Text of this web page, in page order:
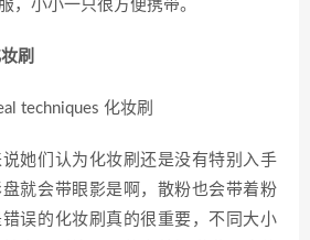
，小小一只很方便携带。
刷
她们认为化妆刷还是没有特别入手
就会带眼影是啊，散粉也会带着粉
误的化妆刷真的很重要，不同大小